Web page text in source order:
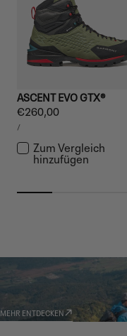
ASCENT EVO GTX®
Regulärer
Preis
€260,00
STÜCKPREIS
/PRO
Zum Vergleich
hinzufügen
GARMONT WORLD
MEHR ENTDECKEN